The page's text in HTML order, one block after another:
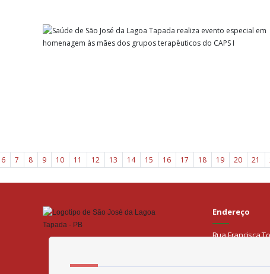
PB
6 7 8 9 10 11 12 13 14 15 16 17 18 19 20 21
Endereço
Rua Francisca